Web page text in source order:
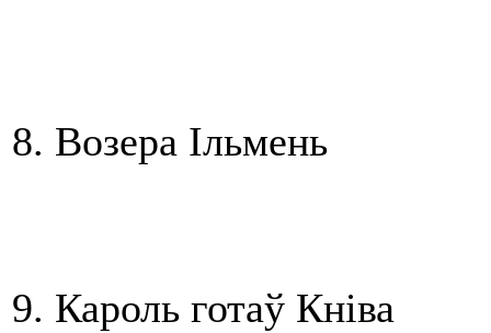
8. Возера Ільмень
9. Кароль готаў Кніва